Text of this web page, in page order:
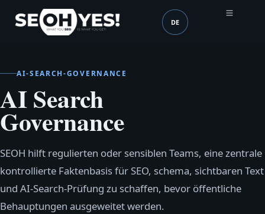
SEOH Sprache (mobile
DE
AI‑SEARCH‑GOVERNANCE
AI Search
Governance
SEOH hilft regulierten oder sensiblen Teams, eine zentrale
kontrollierte Faktenbasis für SEO, schema, sichtbaren Text
und AI‑Search‑Prüfung zu schaffen, bevor öffentliche
Behauptungen ausgeweitet werden.